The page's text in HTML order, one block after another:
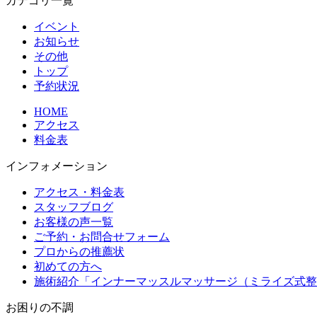
イベント
お知らせ
その他
トップ
予約状況
HOME
アクセス
料金表
インフォメーション
アクセス・料金表
スタッフブログ
お客様の声一覧
ご予約・お問合せフォーム
プロからの推薦状
初めての方へ
施術紹介「インナーマッスルマッサージ（ミライズ式
お困りの不調